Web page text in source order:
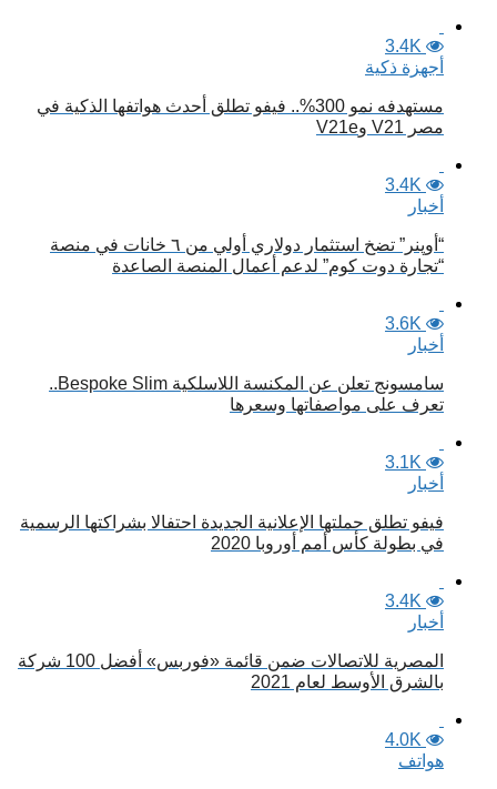
3.4K
أجهزة ذكية
مستهدفه نمو 300%.. فيفو تطلق أحدث هواتفها الذكية في
مصر V21 وV21e
3.4K
أخبار
“أوپنر” تضخ استثمار دولاري أولي من ٦ خانات في منصة
“تجارة دوت كوم” لدعم أعمال المنصة الصاعدة
3.6K
أخبار
سامسونج تعلن عن المكنسة اللاسلكية Bespoke Slim..
تعرف على مواصفاتها وسعرها
3.1K
أخبار
فيفو تطلق حملتها الإعلانية الجديدة احتفالا بشراكتها الرسمية
في بطولة كأس أمم أوروبا 2020
3.4K
أخبار
المصرية للاتصالات ضمن قائمة «فوربس» أفضل 100 شركة
بالشرق الأوسط لعام 2021
4.0K
هواتف